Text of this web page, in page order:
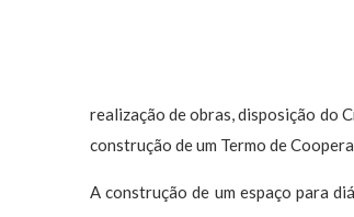
realização de obras, disposição do
construção de um Termo de
A construção de um espaço para